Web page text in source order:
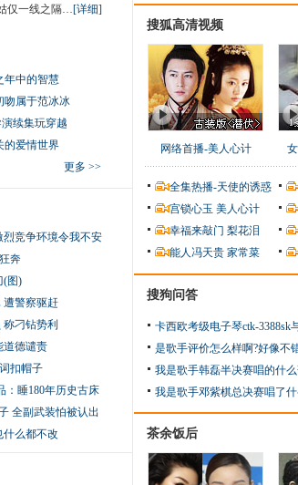
仅一线之隔…[详细]
年中的智慧
吻属于范冰冰
演续集玩穿越
的爱情世界
更多 >>
竞争环境令我不安
奔
(图)
遭警察驱赶
刁钻势利
道德谴责
扣帽子
：睡180年历史古床
全副武装怕被认出
什么都不改
搜狐高清视频
网络首播-美人心计
全集热播-天使的诱惑
宫锁心玉 美人心计
幸福来敲门 梨花泪
能人冯天贵 家常菜
搜狗问答
卡西欧考级电子琴ctk-3388sk
是歌手评价怎么样啊?好像不
我是歌手韩磊半决赛唱的什
我是歌手邓紫棋总决赛唱了
茶余饭后